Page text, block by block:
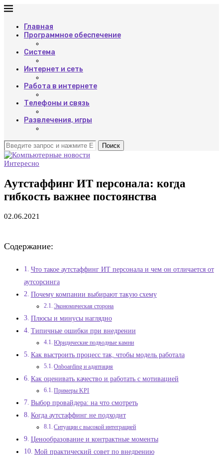
Главная
Программное обеспечение
Система
Интернет и сеть
Работа в интернете
Телефоны и связь
Развлечения, игры
Поиск
Интересно
Аутстаффинг ИТ персонала: когда
гибкость важнее постоянства
02.06.2021
Содержание:
Что такое аутстаффинг ИТ персонала и чем он отличается от
аутсорсинга
Почему компании выбирают такую схему
Экономическая сторона
Плюсы и минусы наглядно
Типичные ошибки при внедрении
Юридические подводные камни
Как выстроить процесс так, чтобы модель работала
Onboarding и адаптация
Как оценивать качество и работать с мотивацией
Примеры KPI
Выбор провайдера: на что смотреть
Когда аутстаффинг не подходит
Ситуации с высокой интеграцией
Ценообразование и контрактные моменты
Мой практический совет по внедрению